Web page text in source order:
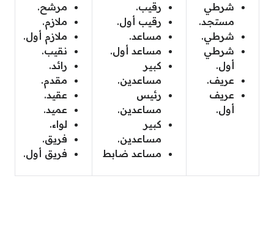
شرطي
مستجد.
شرطي.
شرطي
أول.
عريف.
عريف
أول.
رقيب.
رقيب أول.
مساعد.
مساعد أول.
كبير
مساعدين.
رئيس
مساعدين.
كبير
مساعدين.
مساعد ضابط
مرشح.
ملازم.
ملازم أول.
نقيب.
رائد.
مقدم.
عقيد.
عميد.
لواء.
فريق.
فريق أول.